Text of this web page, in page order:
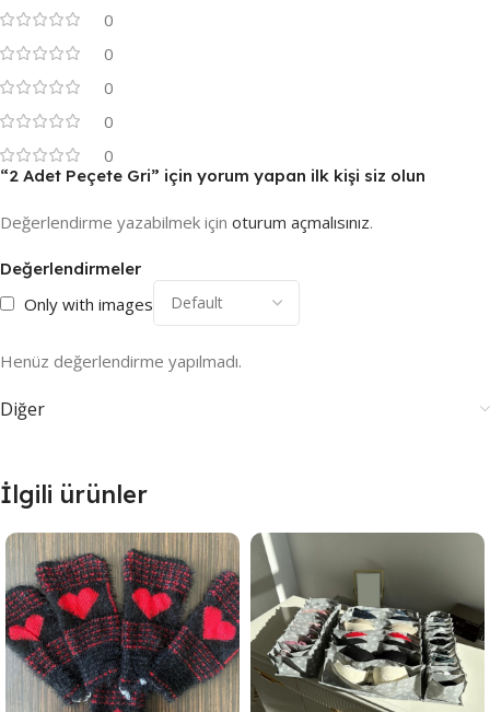
0
0
0
0
0
Değerlendirmeler
Only with images
Henüz değerlendirme yapılmadı.
“2 Adet Peçete Gri” için yorum yapan ilk kişi siz olun
Değerlendirme yazabilmek için oturum açmalısınız.
Diğer
İlgili ürünler